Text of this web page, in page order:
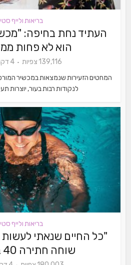
בריאות ולייף
הוא לא פחות
139,116 צפיות
4 דקות קריאה
המחטים הזעירות שנמצאות במכשיר
לנקודות רבות בעור, יוצרות
בריאות ולייף
"כל החיים שנאתי לעשות
שוחה חתירה 40 בריכות...